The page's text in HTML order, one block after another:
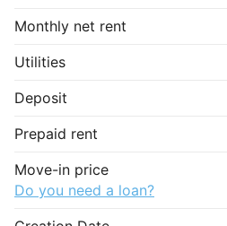
Monthly net rent
Utilities
Deposit
Prepaid rent
Move-in price
Do you need a loan?